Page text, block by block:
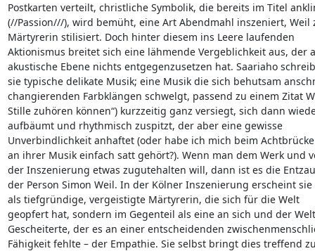
Postkarten verteilt, christliche Symbolik, die bereits im Titel
(//Passion///), wird bemüht, eine Art Abendmahl inszeniert,
Märtyrerin stilisiert. Doch hinter diesem ins Leere laufenden
Aktionismus breitet sich eine lähmende Vergeblichkeit aus, der
akustische Ebene nichts entgegenzusetzen hat. Saariaho
sie typische delikate Musik; eine Musik die sich behutsam
changierenden Farbklängen schwelgt, passend zu einem Zitat
Stille zuhören können“) kurzzeitig ganz versiegt, sich dann
aufbäumt und rhythmisch zuspitzt, der aber eine gewisse
Unverbindlichkeit anhaftet (oder habe ich mich beim
an ihrer Musik einfach satt gehört?). Wenn man dem Werk und
der Inszenierung etwas zugutehalten will, dann ist es die
der Person Simon Weil. In der Kölner Inszenierung erscheint
als tiefgründige, vergeistigte Märtyrerin, die sich für die Welt
geopfert hat, sondern im Gegenteil als eine an sich und der
Gescheiterte, der es an einer entscheidenden
Fähigkeit fehlte – der Empathie. Sie selbst bringt dies treffend